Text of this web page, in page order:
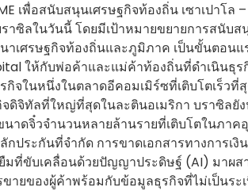
เพื่อสนับสนุนเศรษฐกิจท้องถิ่น เซาเปาโ
าซิลในวันนี้ โดยมีเป้าหมายขยายการสนั
เศรษฐกิจท้องถิ่นและภูมิภาค เป็นขั้นตอน
ให้กับพ่อค้าและแม่ค้าท้องถิ่นที่ดำเนินธุร
จในหนึ่งในตลาดอีคอมเมิร์ซที่เติบโตเร็ว
ดิจิทัลที่ใหญ่ที่สุดในละตินอเมริกา บราซิลยั
ดจิ๋วจำนวนหลายล้านรายที่เติบโตในภาค
ประกันที่จำกัด การขาดเอกสารทางการเ
ที่ขับเคลื่อนด้วยปัญญาประดิษฐ์ (AI) มาผ
ายของผู้ค้าพร้อมกับข้อมูลธุรกิจที่ไม่เป็นระ